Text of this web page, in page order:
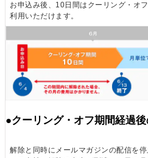
マネジャーと比べると、乏
パーフォマンス・競合の動
い個人投資家の方が長期の
はあります。
プロのファンドマネジャー
ンサスから大きくブレない
個人は、こうしたプロのハ
お申込み後、10日間はクーリング・オ
利用いただけます。
●クーリング・オフ期間経過
解除と同時にメールマガジンの配信を